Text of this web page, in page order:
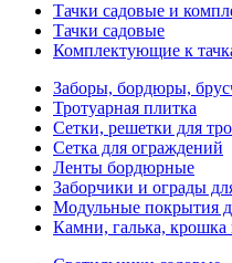
Тачки садовые и
Тачки садовые
Комплектующие к
Заборы, бордюры,
Тротуарная плитка
Сетки, решетки для
Сетка для ограждений
Ленты бордюрные
Заборчики и ограды
Модульные покрытия
Камни, галька, крошка